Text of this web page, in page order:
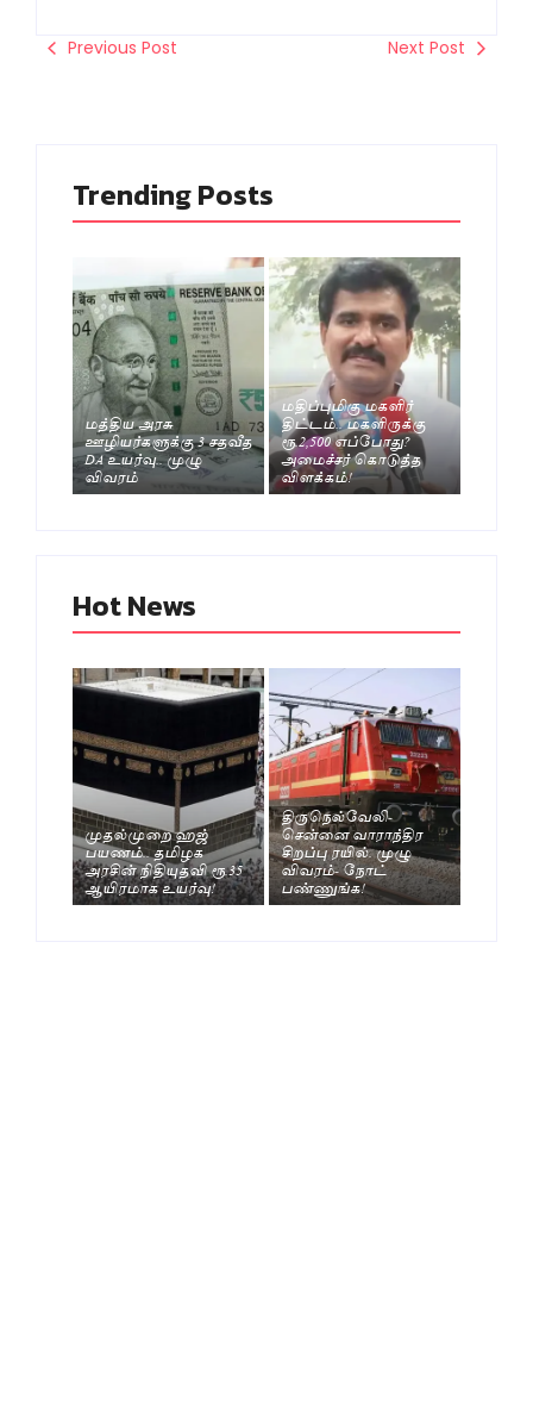
Previous Post Next Post
Trending Posts
மத்திய அரசு
ஊழியர்களுக்கு 3 சதவீத
DA உயர்வு.. முழு
விவரம்
மதிப்புமிகு மகளிர்
திட்டம்.. மகளிருக்கு
ரூ.2,500 எப்போது?
அமைச்சர் கொடுத்த
விளக்கம்!
Hot News
முதல்முறை ஹஜ்
பயணம்.. தமிழக
அரசின் நிதியுதவி ரூ.35
ஆயிரமாக உயர்வு!
திருநெல்வேலி-
சென்னை வாராந்திர
சிறப்பு ரயில். முழு
விவரம்- நோட்
பண்ணுங்க!